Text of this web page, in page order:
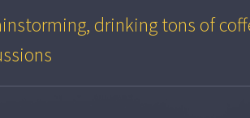
drinking tons of